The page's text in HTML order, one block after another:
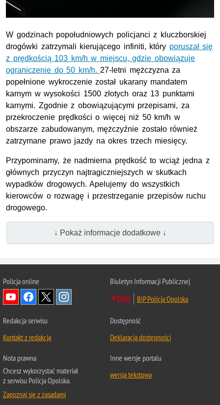
W godzinach popołudniowych policjanci z kluczborskiej
drogówki zatrzymali kierującego infiniti, który poruszał się
z prędkością 103 km/hw miejscu, gdzie obowiązuje
ograniczenie do 50 km/h. 27-letni mężczyzna za
popełnione wykroczenie został ukarany mandatem
karnym w wysokości 1500 złotych oraz 13 punktami
karnymi. Zgodnie z obowiązującymi przepisami, za
przekroczenie prędkości o więcej niż 50km/h w
obszarze zabudowanym, mężczyźnie zostało również
zatrzymane prawo jazdy na okres trzech miesięcy.
Przypominamy, że nadmierna prędkość to wciąż jedna z
głównych przyczyn najtragiczniejszych w skutkach
wypadków drogowych. Apelujemy do wszystkich
kierowców o rozwagę i przestrzeganie przepisów ruchu
drogowego.
↓ Pokaż informacje dodatkowe ↓
Policja online
Biuletyn Informacji Publicznej
BIP Policja Opolska
Redakcja serwisu
Kontakt z redakcją
Dostępność
Deklaracja dostępności
Nota prawna
Chcesz wykorzystać materiał
z serwisu Policja Opolska.
Zapoznaj się z zasadami
Inne wersje portalu
wersja tekstowa